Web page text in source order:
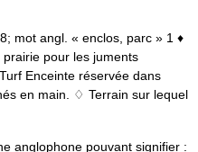
mot angl. « enclos, parc » 1 ♦
pour les juments
Enceinte réservée dans
en main. ♢ Terrain sur lequel
anglophone pouvant signifier :